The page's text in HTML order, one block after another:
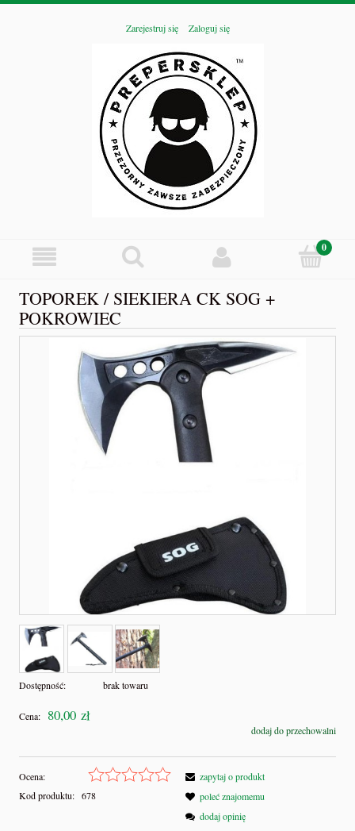
Zarejestruj się Zaloguj się
TOPOREK / SIEKIERA CK SOG +
POKROWIEC
Dostępność: brak towaru
Cena: 80,00 zł
dodaj do przechowalni
Ocena:
Kod produktu: 678
zapytaj o produkt
poleć znajomemu
dodaj opinię